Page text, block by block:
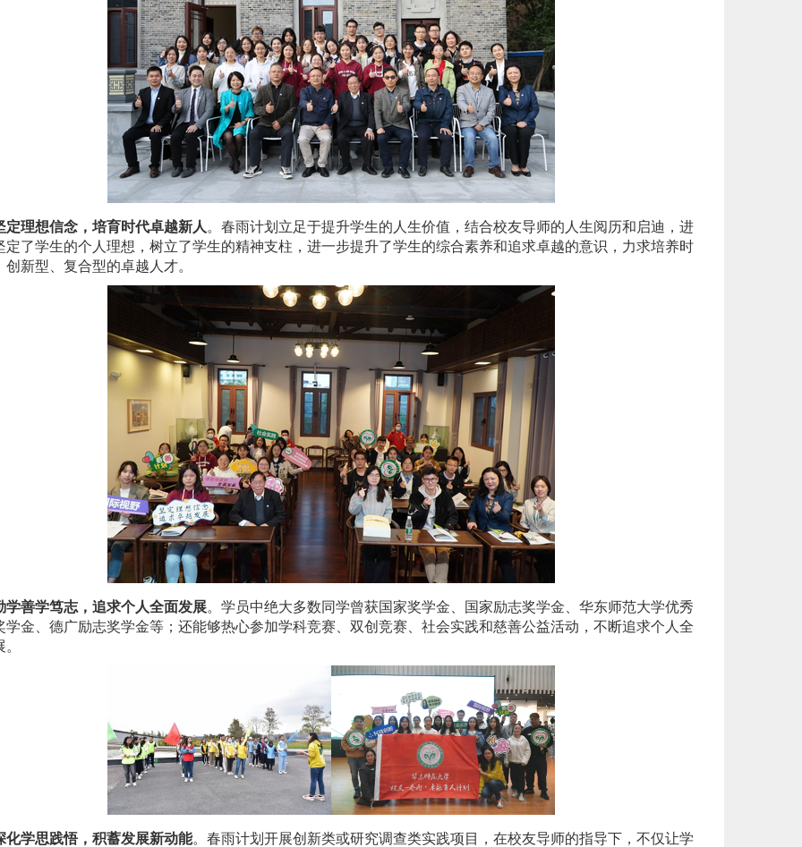
想信念，培育时代卓越新人 。春雨计划立足于提升学生的人生价值，结合校友导师的人生阅历和启迪，进
定了学生的个人理想，树立了学生的精神支柱，进一步提升了学生的综合素养和追求卓越的意识，力求培养时
创新型、复合型的卓越人才。
学笃志，追求个人全面发展。学员中绝大多数同学曾获国家奖学金、国家励志奖学金、华东师范大学优秀
学金、德广励志奖学金等；还能够热心参加学科竞赛、双创竞赛、社会实践和慈善公益活动，不断追求个人全
思践悟，积蓄发展新动能。春雨计划开展创新类或研究调查类实践项目，在校友导师的指导下，不仅让学